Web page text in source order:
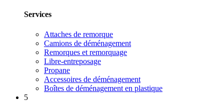
Services
Attaches de remorque
Camions de déménagement
Remorques et remorquage
Libre-entreposage
Propane
Accessoires de déménagement
Boîtes de déménagement en plastique
5